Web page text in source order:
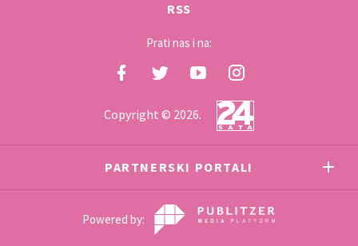
RSS
Prati nas i na:
Copyright © 2026.
PARTNERSKI PORTALI
Powered by: